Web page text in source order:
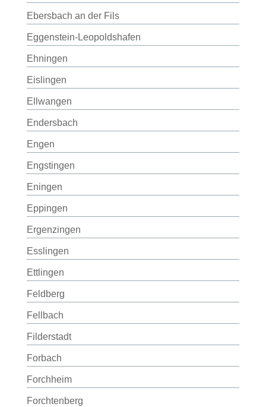
Ebersbach an der Fils
Eggenstein-Leopoldshafen
Ehningen
Eislingen
Ellwangen
Endersbach
Engen
Engstingen
Eningen
Eppingen
Ergenzingen
Esslingen
Ettlingen
Feldberg
Fellbach
Filderstadt
Forbach
Forchheim
Forchtenberg